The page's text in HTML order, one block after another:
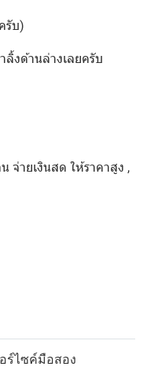
รับ)
งด้านล่างเลยครับ
จ่ายเงินสด ให้ราคาสูง ,
ร์ไซค์มือสอง